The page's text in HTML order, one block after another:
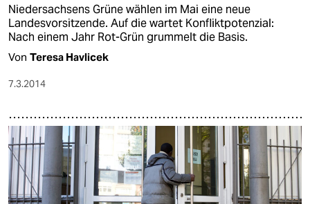
Niedersachsens Grüne wählen im Mai eine neue
Landesvorsitzende. Auf die wartet Konfliktpotenzial:
Nach einem Jahr Rot-Grün grummelt die Basis.
Von Teresa Havlicek
7.3.2014